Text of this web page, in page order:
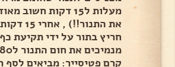
מעלות ל15 דקות
את התנור!!)
חריץ בתור על ידי תקיעת
קרם פטיסייר: מביאים לסף